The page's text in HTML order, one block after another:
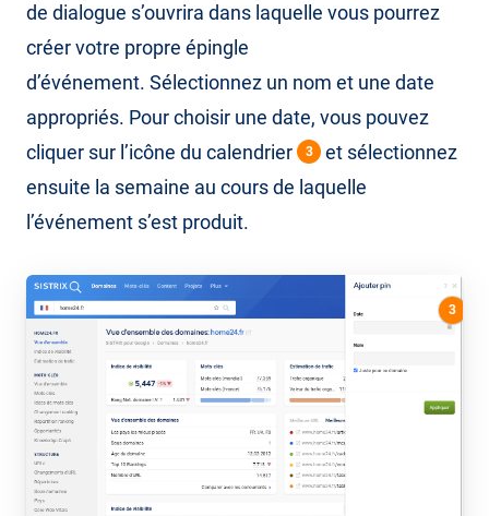
de dialogue s’ouvrira dans laquelle vous pourrez
créer votre propre épingle
d’événement. Sélectionnez un nom et une date
appropriés. Pour choisir une date, vous pouvez
cliquer sur l’icône du calendrier
3
et sélectionnez
ensuite la semaine au cours de laquelle
l’événement s’est produit.
3